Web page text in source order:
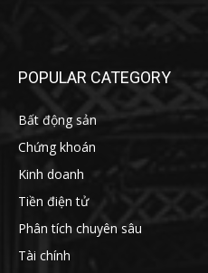
POPULAR CATEGORY
Bất động sản
Chứng khoán
Kinh doanh
Tiền điện tử
Phân tích chuyên sâu
Tài chính